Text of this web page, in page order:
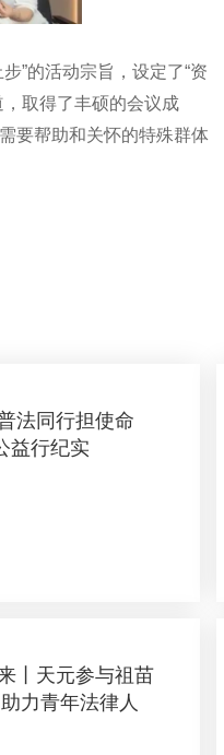
”的活动宗旨，设定了“资
取得了丰硕的会议成
要帮助和关怀的特殊群体
法同行担使命
行纪实
丨天元参与祖苗
力青年法律人